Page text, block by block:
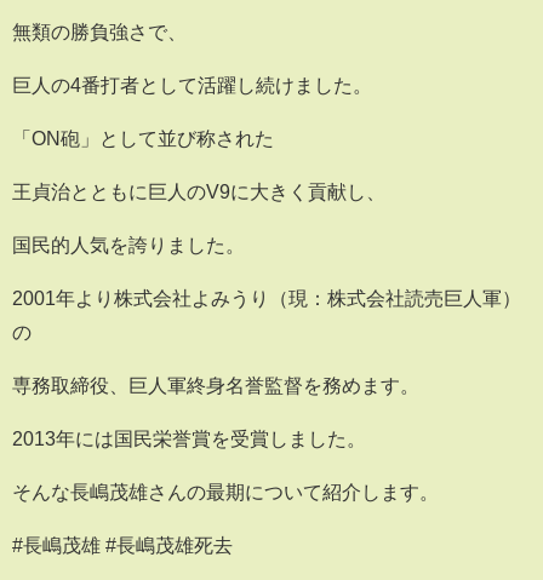
無類の勝負強さで、
巨人の4番打者として活躍し続けました。
「ON砲」として並び称された
王貞治とともに巨人のV9に大きく貢献し、
国民的人気を誇りました。
2001年より株式会社よみうり（現：株式会社読売巨人軍）
の
専務取締役、巨人軍終身名誉監督を務めます。
2013年には国民栄誉賞を受賞しました。
そんな長嶋茂雄さんの最期について紹介します。
#長嶋茂雄 #長嶋茂雄死去